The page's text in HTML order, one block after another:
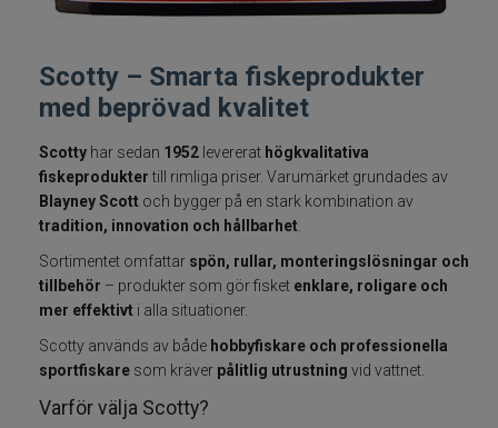
Fiskelinor
Småplock
Flugbindning
Vinterfiske
Trolling
Scotty – Smarta fiskeprodukter
med beprövad kvalitet
Scotty har sedan 1952 levererat högkvalitativa
fiskeprodukter till rimliga priser. Varumärket grundades av
Blayney Scott och bygger på en stark kombination av
tradition, innovation och hållbarhet
Sortimentet omfattar spön, rullar, monteringslösningar och
tillbehör – produkter som gör fisket enklare, roligare och
mer effektivt i alla situationer.
Scotty används av både hobbyfiskare och professionella
sportfiskare som kräver pålitlig utrustning vid vattnet.
Varför välja Scotty?